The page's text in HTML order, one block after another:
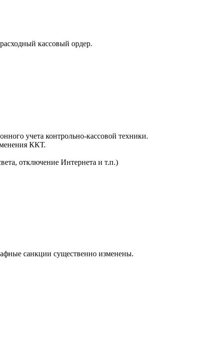
кассовый ордер.
учета контрольно-кассовой техники.
ККТ.
отключение Интернета и т.п.)
санкции существенно изменены.